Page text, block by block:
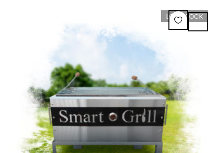
LOW STOCK